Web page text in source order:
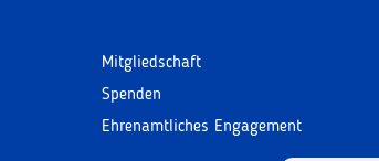
Mitgliedschaft
Spenden
Ehrenamtliches Engagement